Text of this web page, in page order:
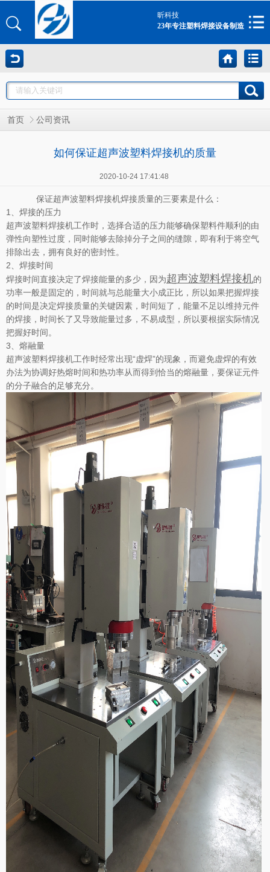
昕科技
23年专注塑料焊接设备制造
首页 公司资讯
如何保证超声波塑料焊接机的质量
2020-10-24 17:41:48
保证超声波塑料焊接机焊接质量的三要素是什么：
1、焊接的压力
超声波塑料焊接机工作时，选择合适的压力能够确保塑料件顺利的由
弹性向塑性过度，同时能够去除掉分子之间的缝隙，即有利于将空气
排除出去，拥有良好的密封性。
2、焊接时间
焊接时间直接决定了焊接能量的多少，因为超声波塑料焊接机的
功率一般是固定的，时间就与总能量大小成正比，所以如果把握焊接
的时间是决定焊接质量的关键因素，时间短了，能量不足以维持元件
的焊接，时间长了又导致能量过多，不易成型，所以要根据实际情况
把握好时间。
3、熔融量
超声波塑料焊接机工作时经常出现“虚焊”的现象，而避免虚焊的有效
办法为协调好热熔时间和热功率从而得到恰当的熔融量，要保证元件
的分子融合的足够充分。